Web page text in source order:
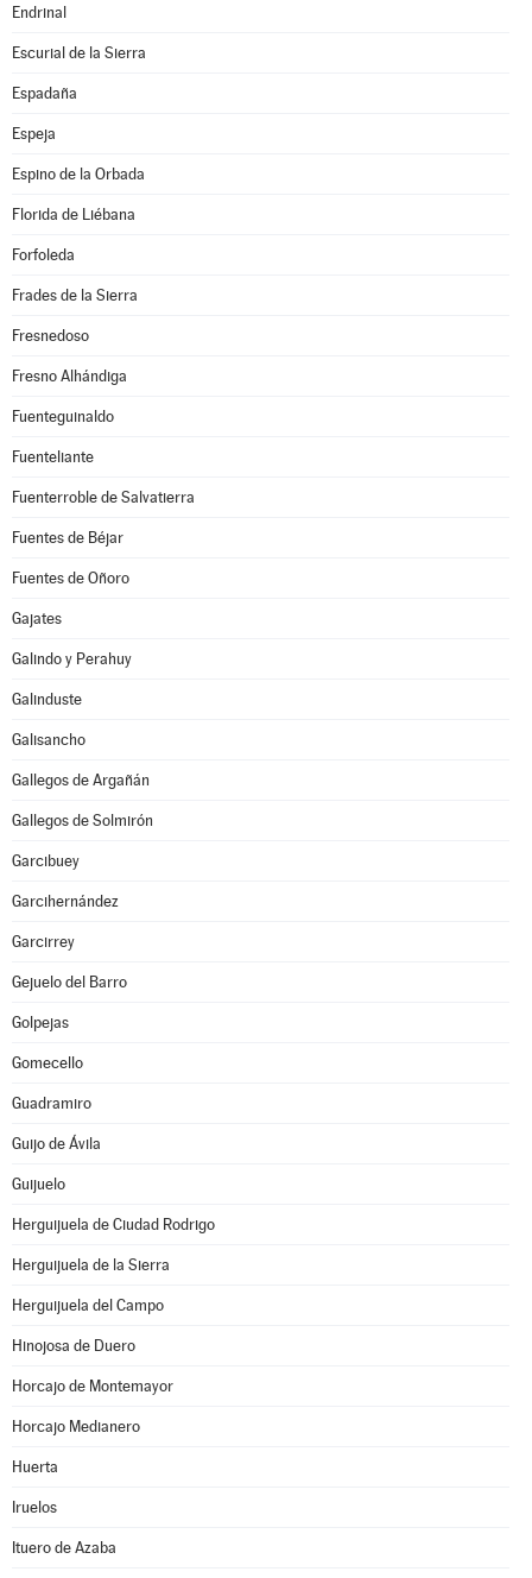
Endrinal
Escurial de la Sierra
Espadaña
Espeja
Espino de la Orbada
Florida de Liébana
Forfoleda
Frades de la Sierra
Fresnedoso
Fresno Alhándiga
Fuenteguinaldo
Fuenteliante
Fuenterroble de Salvatierra
Fuentes de Béjar
Fuentes de Oñoro
Gajates
Galindo y Perahuy
Galinduste
Galisancho
Gallegos de Argañán
Gallegos de Solmirón
Garcibuey
Garcihernández
Garcirrey
Gejuelo del Barro
Golpejas
Gomecello
Guadramiro
Guijo de Ávila
Guijuelo
Herguijuela de Ciudad Rodrigo
Herguijuela de la Sierra
Herguijuela del Campo
Hinojosa de Duero
Horcajo de Montemayor
Horcajo Medianero
Huerta
Iruelos
Ituero de Azaba